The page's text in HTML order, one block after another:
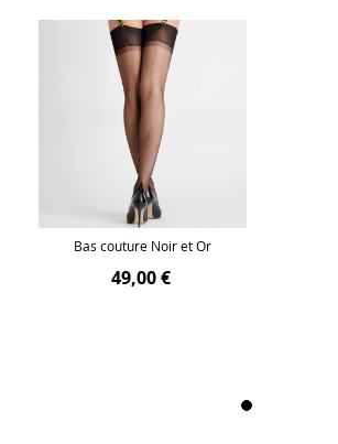
Bas couture Noir et Or
49,00 €